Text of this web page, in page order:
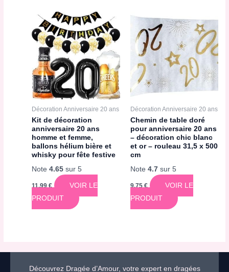
Décoration Anniversaire 20 ans
Kit de décoration
anniversaire 20 ans
homme et femme,
ballons hélium bière et
whisky pour fête festive
Note4.65 sur 5
11,99€
VOIR LE
PRODUIT
Décoration Anniversaire 20 ans
Chemin de table doré
pour anniversaire 20 ans
– décoration chic blanc
et or – rouleau 31,5 x 500
cm
Note 4.7sur 5
9,75 €
VOIR LE
PRODUIT
Découvrez Dragée d’Amour, votre expert en dragées